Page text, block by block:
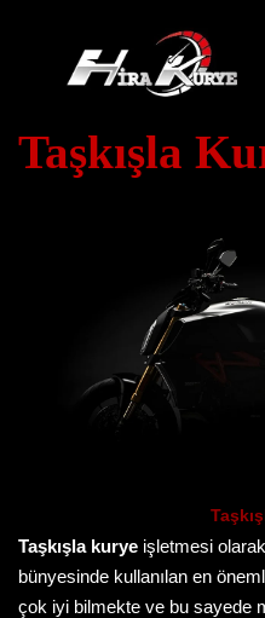
Taşkışla
Taşkışla kurye işletmesi
bünyesinde kullanılan en
çok iyi bilmekte ve bu sayede